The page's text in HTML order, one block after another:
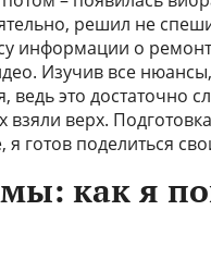
решил не
информации о
Изучив все
это достаточно
взяли верх.
я готов поделиться
как я